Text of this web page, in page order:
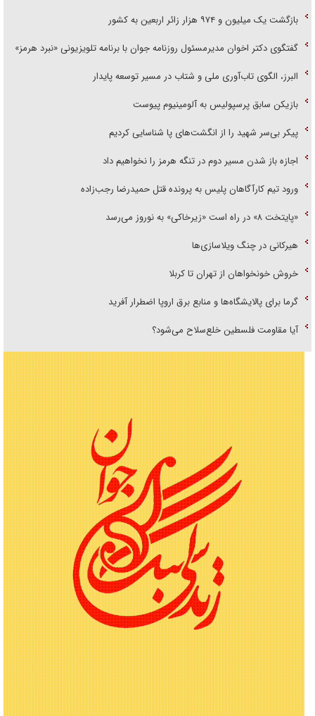
بازگشت یک میلیون و ۹۷۴ هزار زائر اربعین به کشور
گفتگوی دکتر اخوان مدیرمسئول روزنامه جوان با برنامه تلویزیونی «نبرد هرمز»
البرز، الگوی تاب‌آوری ملی و شتاب در مسیر توسعه پایدار
بازیکن سابق پرسپولیس به آلومینیوم پیوست
پیکر بی‌سر شهید را از انگشت‌های پا شناسایی کردیم
اجازه باز شدن مسیر دوم در تنگه هرمز را نخواهیم داد
ورود تیم کارآگاهان پلیس به پرونده قتل حمیدرضا رجب‌زاده
«پایتخت ۸» در راه است «زیرخاکی» به نوروز می‌رسد
هیرکانی در چنگ ویلاسازی‌ها
خروش خونخواهان از تهران تا کربلا
گرما برای پالایشگاه‌ها و منابع برق اروپا اضطرار آفرید
آیا مقاومت فلسطین خلع‌سلاح می‌شود؟